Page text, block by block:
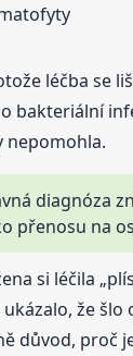
léčba se
bakteriální
nepomohla.
diagnóza
přenosu na
si léčila
že
důvod, proč